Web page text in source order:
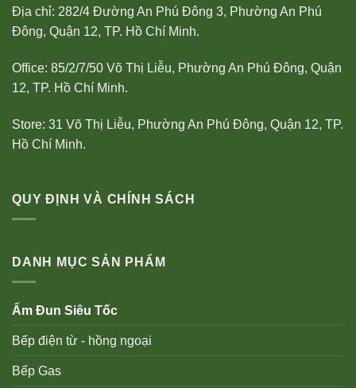
Địa chỉ: 282/4 Đường An Phú Đông 3, Phường An Phú
Đông, Quận 12, TP. Hồ Chí Minh.
Office: 85/2/7/50 Võ Thị Liễu, Phường An Phú Đông, Quận
12, TP. Hồ Chí Minh.
Store: 31 Võ Thị Liễu, Phường An Phú Đông, Quận 12, TP.
Hồ Chí Minh.
QUY ĐỊNH VÀ CHÍNH SÁCH
DANH MỤC SẢN PHẨM
Ấm Đun Siêu Tốc
Bếp điện từ - hồng ngoại
Bếp Gas